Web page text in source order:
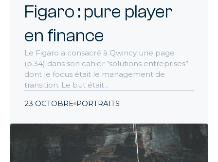
Figaro : pure player
en finance
Le Figaro a consacré à Qwincy une page
(p.34) dans son cahier “solutions entreprises”
dont le focus était le management de
transition. Le but était...
23 OCTOBRE PORTRAITS